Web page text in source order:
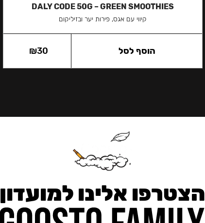
DALY CODE 50G – GREEN SMOOTHIES
קיווי עם אגס, פירות יער ובזיליקום
₪30 הוסף לסל
הצטרפו אלינו למועדון